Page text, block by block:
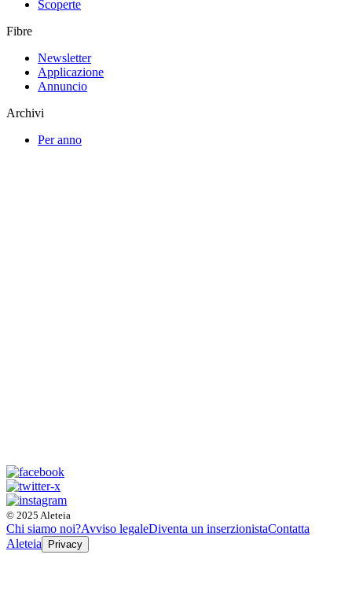
Scoperte
Fibre
Newsletter
Applicazione
Annuncio
Archivi
Per anno
© 2025 Aleteia
Chi siamo noi?Avviso legaleDiventa un inserzionistaContatta
Aleteia
Privacy